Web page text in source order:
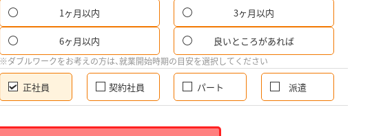
1ヶ月以内 3ヶ月以内
6ヶ月以内 良いところがあれば
※ダブルワークをお考えの方は、就業開始時期の目安を選択してください
正社員 契約社員 パート 派遣